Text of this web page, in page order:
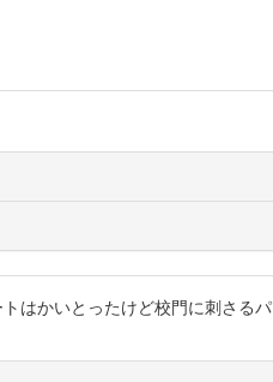
はかいとったけど校門に刺さるパ